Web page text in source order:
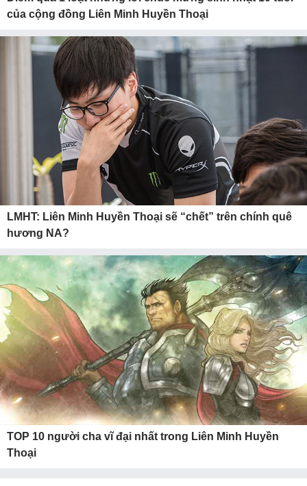
của cộng đồng Liên Minh Huyền Thoại
LMHT: Liên Minh Huyền Thoại sẽ “chết” trên chính quê
hương NA?
TOP 10 người cha vĩ đại nhất trong Liên Minh Huyền
Thoại